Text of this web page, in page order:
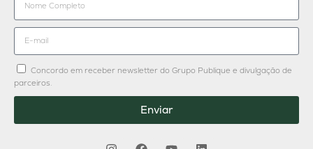
Concordo em receber newsletter do Grupo Publique e divulgação de
parceiros.
Enviar